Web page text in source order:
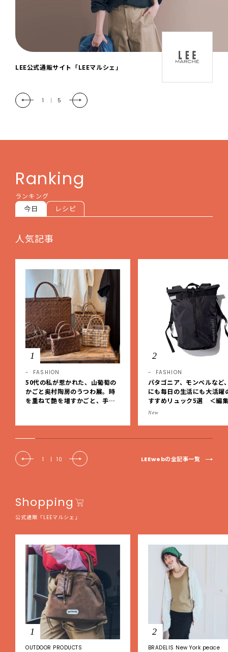
「LEE DAYS」本物志向にときめく。大人カ
2 | 5
Ranking
ランキング
今日 レシピ
人気記事
1
FASHION
50代の私が惹かれた、山葡萄の
かごと奥村陶房のうつわ展。時
を重ねて艶を増すかごと、手仕
2
FASHION
パタゴニア、モンベルなど
にも毎日の生活にも大活躍
すすめリュック5選 ＜編
レクト＞【LEEマルシェ】
New
1 | 10 LEEwebの全記事一覧
Shopping
公式通販「LEEマルシェ」
1
OUTDOOR PRODUCTS
2
BRADELIS New York peace